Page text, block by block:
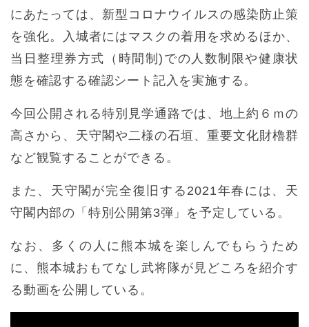
にあたっては、新型コロナウイルスの感染防止策
を強化。入城者にはマスクの着用を求めるほか、
当日整理券方式（時間制)での人数制限や健康状
態を確認する確認シート記入を実施する。
今回公開される特別見学通路では、地上約６ｍの
高さから、天守閣や二様の石垣、重要文化財櫓群
など観覧することができる。
また、天守閣が完全復旧する2021年春には、天
守閣内部の「特別公開第3弾」を予定している。
なお、多くの人に熊本城を楽しんでもらうため
に、熊本城おもてなし武将隊が見どころを紹介す
る動画を公開している。